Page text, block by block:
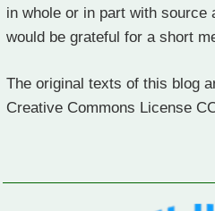
in whole or in part with source
would be grateful for a short
The original texts of this blog
Creative Commons License